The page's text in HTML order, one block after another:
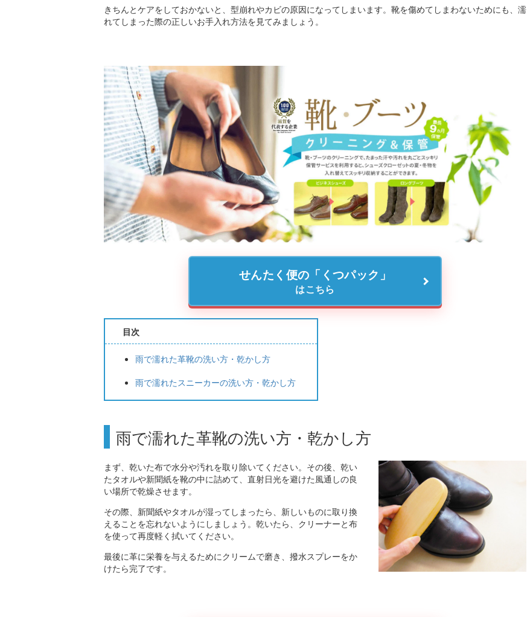
きちんとケアをしておかないと、型崩れやカビの原因になってしまいます。靴を傷めてしまわないためにも、濡
れてしまった際の正しいお手入れ方法を見てみましょう。
せんたく便の「くつパック」
はこちら
目次
雨で濡れた革靴の洗い方・乾かし方
雨で濡れたスニーカーの洗い方・乾かし方
雨で濡れた革靴の洗い方・乾かし方
まず、乾いた布で水分や汚れを取り除いてください。その後、乾い
たタオルや新聞紙を靴の中に詰めて、直射日光を避けた風通しの良
い場所で乾燥させます。
その際、新聞紙やタオルが湿ってしまったら、新しいものに取り換
えることを忘れないようにしましょう。乾いたら、クリーナーと布
を使って再度軽く拭いてください。
最後に革に栄養を与えるためにクリームで磨き、撥水スプレーをか
けたら完了です。